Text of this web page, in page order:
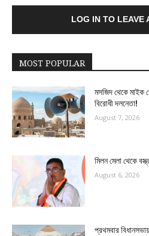
LOG IN TO LEAVE
MOST POPULAR
মসজিদ থেকে মাইক
বিরোধী দলনেতা!
August 7, 2026
মিলন মেলা থেকে
August 6, 2026
প্রথমবার